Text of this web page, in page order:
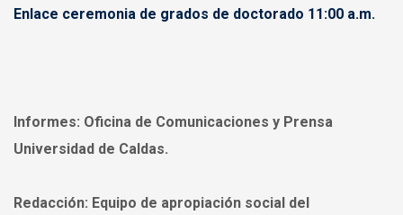
Enlace ceremonia de grados de doctorado 11:00 a.m.
Informes: Oficina de Comunicaciones y Prensa
Universidad de Caldas.
Redacción: Equipo de apropiación social del